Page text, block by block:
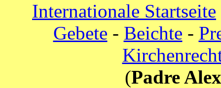
Internationale Startseite
Gebete - Beichte -
(Padre